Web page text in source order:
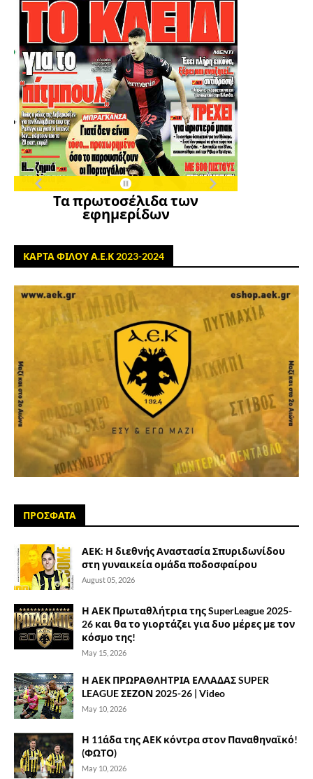
Τα πρωτοσέλιδα των
εφημερίδων
ΚΑΡΤΑ ΦΙΛΟΥ Α.Ε.Κ 2023-2024
ΠΡΟΣΦΑΤΑ
ΑΕΚ: Η διεθνής Αναστασία Σπυριδωνίδου
στη γυναικεία ομάδα ποδοσφαίρου
August 05, 2026
Η ΑΕΚ Πρωταθλήτρια της SuperLeague 2025-
26 και θα το γιορτάζει για δυο μέρες με τον
κόσμο της!
May 15, 2026
Η ΑΕΚ ΠΡΩΡΑΘΛΗΤΡΙΑ ΕΛΛΑΔΑΣ SUPER
LEAGUE ΣΕΖΟΝ 2025-26 | Video
May 10, 2026
Η 11άδα της ΑΕΚ κόντρα στον Παναθηναϊκό!
(ΦΩΤΟ)
May 10, 2026